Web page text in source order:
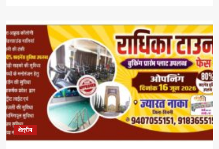
क्षेत्रीय